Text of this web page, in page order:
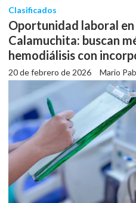
Oportunidad laboral en
Calamuchita: buscan
hemodiálisis con
Mario
Clasificados
20 de febrero de 2026